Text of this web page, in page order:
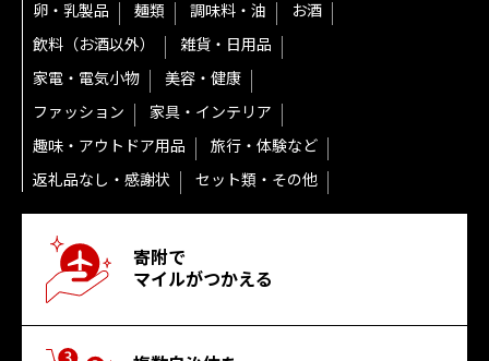
卵・乳製品
麺類 調味料・油
お酒
飲料（お酒以外）
雑貨・日用品
家電・電気小物
美容・健康
ファッション
家具・インテリア
趣味・アウトドア用品
旅行・体験など
返礼品なし・感謝状
セット類・その他
寄附で
マイルがつかえる